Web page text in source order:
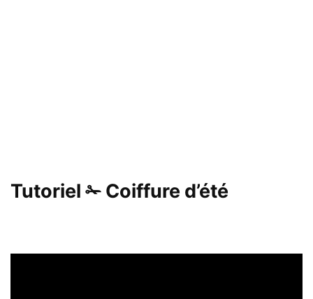
Tutoriel ✁ Coiffure d’été